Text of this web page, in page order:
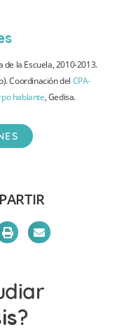
de la Escuela, 2010-2013.
Coordinación del CPA-
hablante, Gedisa.
?